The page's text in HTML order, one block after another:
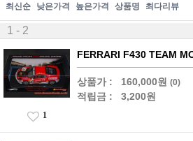
최신순 낮은가격 높은가격 상품명 최다리뷰
1 - 2
FERRARI F430 TEAM
상품가 : 160,000원 (0)
적립금 : 3,200원
1